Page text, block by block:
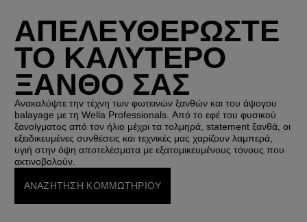
ΑΠΕΛΕΥΘΕΡΩΣΤΕ
ΤΟ ΚΑΛΥΤΕΡΟ
ΞΑΝΘΟ ΣΑΣ
Ανακαλύψτε την τέχνη των φωτεινών ξανθών και του άψογου
balayage με τη Wella Professionals. Από το εφέ του φυσικού
ξανοίγματος από τον ήλιο μέχρι τα τολμηρά, statement ξανθά, οι
εξειδικευμένες συνθέσεις και τεχνικές μας χαρίζουν λαμπερά,
υγιή στην όψη αποτελέσματα με εξατομικευμένους τόνους που
ακτινοβολούν.
ΑΝΑΖΗΤΗΣΗ ΚΟΜΜΩΤΗΡΙΟΥ